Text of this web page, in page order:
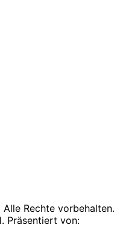
Alle Rechte vorbehalten.
Präsentiert von: